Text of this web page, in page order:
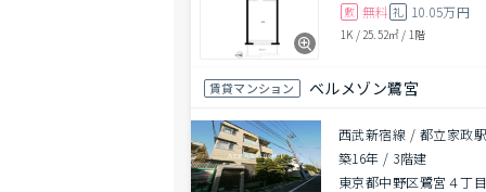
敷 無料 礼 10.05万円
1K / 25.52㎡ / 1階
賃貸マンション ベルメゾン鷺宮
西武新宿線 / 都立家政
築16年 / 3階建
東京都中野区鷺宮４丁